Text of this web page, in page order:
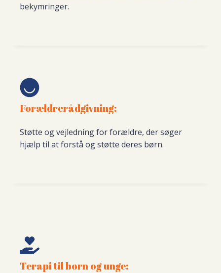
bekymringer.
Forældrerådgivning:
Støtte og vejledning for forældre, der søger
hjælp til at forstå og støtte deres børn.
Terapi til børn og unge: